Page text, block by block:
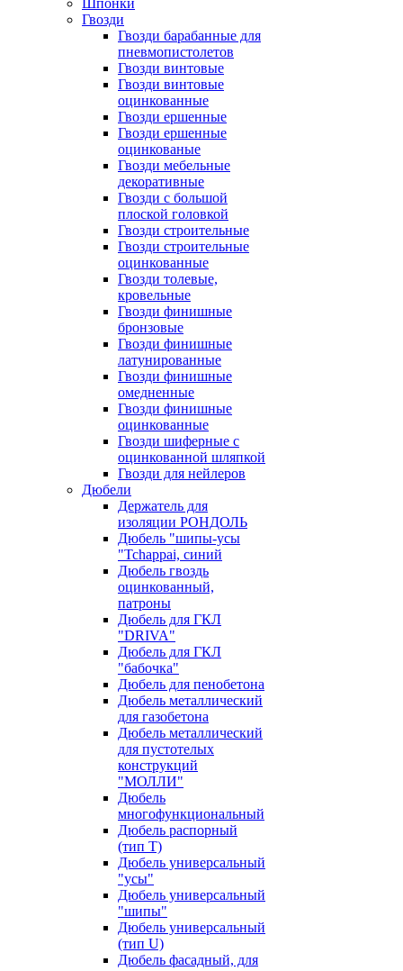
Шпонки
Гвозди
Гвозди барабанные для
пневмопистолетов
Гвозди винтовые
Гвозди винтовые
оцинкованные
Гвозди ершенные
Гвозди ершенные
оцинкованые
Гвозди мебельные
декоративные
Гвозди с большой
плоской головкой
Гвозди строительные
Гвозди строительные
оцинкованные
Гвозди толевые,
кровельные
Гвозди финишные
бронзовые
Гвозди финишные
латунированные
Гвозди финишные
омедненные
Гвозди финишные
оцинкованные
Гвозди шиферные с
оцинкованной шляпкой
Гвозди для нейлеров
Дюбели
Держатель для
изоляции РОНДОЛЬ
Дюбель "шипы-усы
"Tchappai, синий
Дюбель гвоздь
оцинкованный,
патроны
Дюбель для ГКЛ
"DRIVA"
Дюбель для ГКЛ
"бабочка"
Дюбель для пенобетона
Дюбель металлический
для газобетона
Дюбель металлический
для пустотелых
конструкций
"МОЛЛИ"
Дюбель
многофункциональный
Дюбель распорный
(тип Т)
Дюбель универсальный
"усы"
Дюбель универсальный
"шипы"
Дюбель универсальный
(тип U)
Дюбель фасадный, для